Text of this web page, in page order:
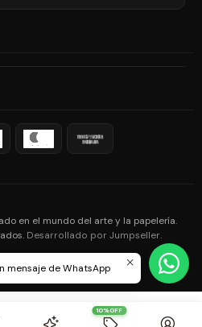
10%OFF
en el mundo del arte y la papelería.
Desarrollado por Jumpseller.
mensaje de WhatsApp